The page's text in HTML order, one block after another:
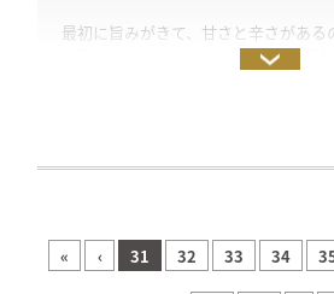
最初に旨みがきて、甘さと辛さがある
な強さがなく、じんわりと旨い感が味
最後に混ぜ足しました。
« ‹ 31 32 33 34